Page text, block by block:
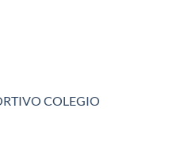
COLEGIO